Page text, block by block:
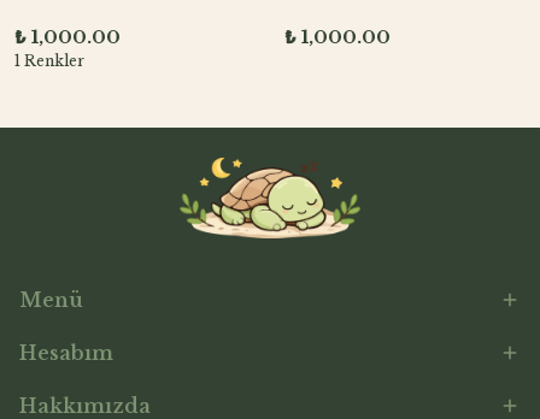
₺ 1,000.00
1 Renkler
₺ 1,000.00
Menü
Hesabım
Hakkımızda